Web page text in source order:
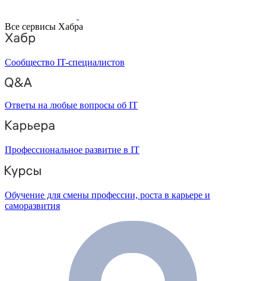
Все сервисы Хабра
Сообщество IT-специалистов
Ответы на любые вопросы об IT
Профессиональное развитие в IT
Обучение для смены профессии, роста в карьере и
саморазвития